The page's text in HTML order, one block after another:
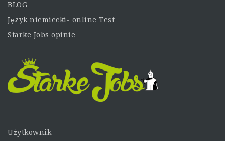
BLOG
Język niemiecki- online Test
Starke Jobs opinie
Użytkownik